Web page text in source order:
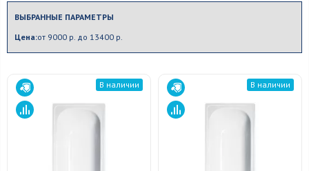
ВЫБРАННЫЕ ПАРАМЕТРЫ
Цена:от 9000 р. до 13400 р.
В наличии В наличии